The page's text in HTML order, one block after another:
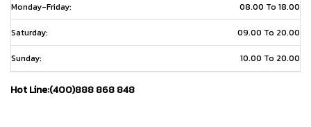
Monday-Friday: 08.00 To 18.00
Saturday: 09.00 To 20.00
Sunday: 10.00 To 20.00
Hot Line:(400)888 868 848